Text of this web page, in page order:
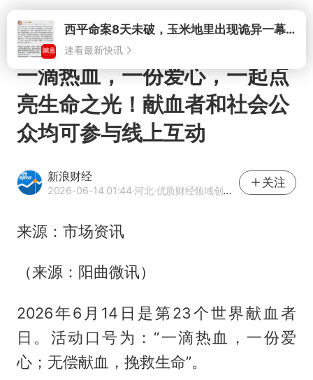
打开
一滴热血，一份爱心，一起点
亮生命之光！献血者和社会公
众均可参与线上互动
新浪财经
2026-06-14 01:44·河北·优质财经领域创作者
关注
来源：市场资讯
（来源：阳曲微讯）
2026年6月14日是第23个世界献血者
日。活动口号为：“一滴热血，一份爱
心；无偿献血，挽救生命”。